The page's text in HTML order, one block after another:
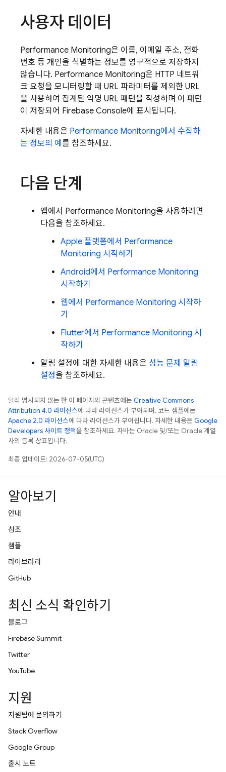
사용자 데이터
Performance Monitoring은 이름, 이메일 주소, 전화
번호 등 개인을 식별하는 정보를 영구적으로 저장하지
않습니다. Performance Monitoring은 HTTP 네트워
크 요청을 모니터링할 때 URL 파라미터를 제외한 URL
을 사용하여 집계된 익명 URL 패턴을 작성하며 이 패턴
이 저장되어 Firebase Console에 표시됩니다.
자세한 내용은 Performance Monitoring에서 수집하
는 정보의 예 를 참조하세요.
다음 단계
앱에서 Performance Monitoring을 사용하려면
다음을 참조하세요.
Apple 플랫폼에서 Performance
Monitoring 시작하기
Android에서 Performance Monitoring
시작하기
웹에서 Performance Monitoring 시작하
기
Flutter에서 Performance Monitoring 시
작하기
알림 설정에 대한 자세한 내용은 성능 문제 알림
설정을 참조하세요.
달리 명시되지 않는 한 이 페이지의 콘텐츠에는 Creative Commons
Attribution 4.0 라이선스에 따라 라이선스가 부여되며, 코드 샘플에는
Apache 2.0 라이선스에 따라 라이선스가 부여됩니다. 자세한 내용은 Google
Developers 사이트 정책을 참조하세요. 자바는 Oracle 및/또는 Oracle 계열
사의 등록 상표입니다.
최종 업데이트: 2026-07-05(UTC)
알아보기
안내
참조
샘플
라이브러리
GitHub
최신 소식 확인하기
블로그
Firebase Summit
Twitter
YouTube
지원
지원팀에 문의하기
Stack Overflow
Google Group
출시 노트